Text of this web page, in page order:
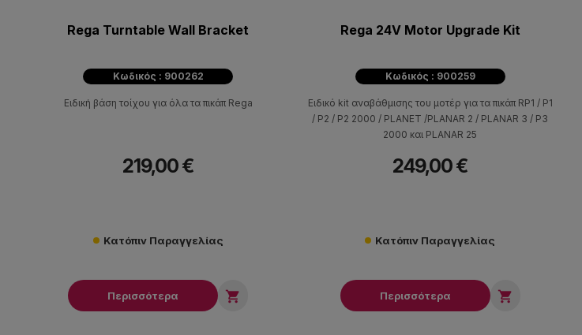
Rega Turntable Wall Bracket
Κωδικός : 900262
Ειδική βάση τοίχου για όλα τα πικάπ Rega
219,00 €
Κατόπιν Παραγγελίας
Περισσότερα 
Rega 24V Motor Upgrade Kit
Κωδικός : 900259
Ειδικό kit αναβάθμισης του μοτέρ για τα πικάπ RP1 / P1
/ P2 / P2 2000 / PLANET /PLANAR 2 / PLANAR 3 / P3
2000 και PLANAR 25
249,00 €
Κατόπιν Παραγγελίας
Περισσότερα 